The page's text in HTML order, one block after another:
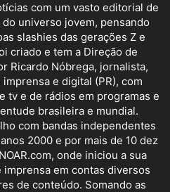
com um vasto editorial de
universo jovem, pensando
slashies das gerações Z e
criado e tem a Direção de
Ricardo Nóbrega, jornalista,
e digital (PR), com
tv e de rádios em programas e
brasileira e mundial.
com bandas independentes
2000 e por mais de 10 dez
onde iniciou a sua
em contas diversos
de conteúdo. Somando as